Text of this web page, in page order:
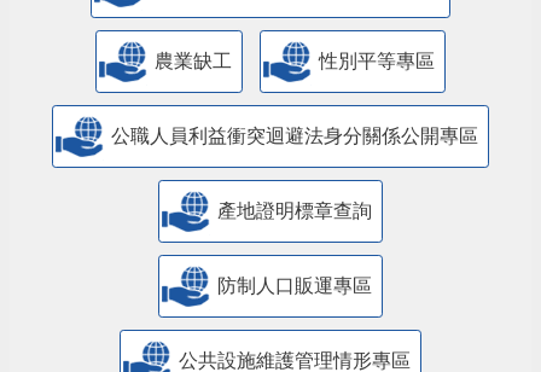
農業缺工 性別平等專區
公職人員利益衝突迴避法身分關係公開專區
產地證明標章查詢
防制人口販運專區
​公共設施維護管理情形專區